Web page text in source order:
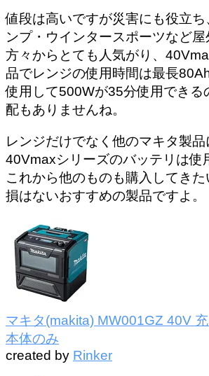
値段は高いですが災害にも役立ち
ンプ・ウインタースポーツなど
方々からとても人気がり、
品でレンジの使用時間は最長
使用して500Wが35分使用できる
配もありませんね。
レンジだけでなく他のマキタ製
40Vmaxシリーズのバッテリは使
これから他のものも購入してき
損はないおすすめの製品ですよ。
マキタ(makita) MW001GZ 40V
本体のみ
created by Rinker